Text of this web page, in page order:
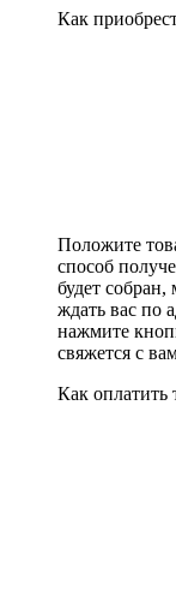
Как
Положите
способ
будет собран,
ждать вас по
нажмите
свяжется с
Как оплатить